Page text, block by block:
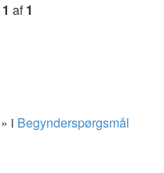
1 af1
» i Begynderspørgsmål